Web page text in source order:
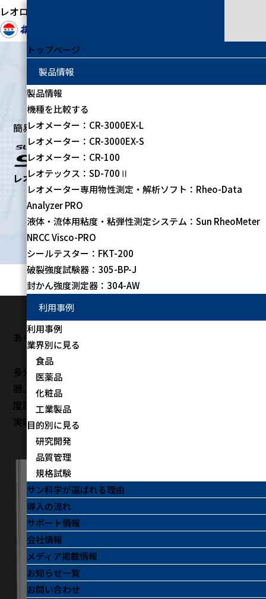
レオロジー測定装置の専門メーカー
トップページ
製品情報
製品情報
機種を比較する
レオメーター：CR-3000EX-L
レオメーター：CR-3000EX-S
レオメーター：CR-100
レオテックス：SD-700Ⅱ
レオメーター専用物性測定・解析ソフト：Rheo-Data
Analyzer PRO
液体・流体用粘度・粘弾性測定システム：Sun RheoMeter
NRCC Visco-PRO
シールテスター：FKT-200
破裂強度試験器：305-BP-J
封かん強度測定器：304-AW
利用事例
利用事例
業界別に見る
食品
医薬品
化粧品
工業製品
目的別に見る
研究開発
品質管理
規格試験
サン科学が選ばれる理由
導入の流れ
サポート情報
会社情報
メディア掲載情報
お知らせ一覧
お問い合わせ
簡易型物性測定器
レオテックス：SD-700Ⅱ
トップページ 製品情報
あらゆる現場で活躍する
多分野の品質管理や規格試験に対応する圧縮専用測定
器。にかわ及びゼラチンJIS規格や日本薬局方ゼリー強
度試験にも対応し、持ち運びやすい設計と簡単操作で、
実験室から現場まで幅広く活躍します。